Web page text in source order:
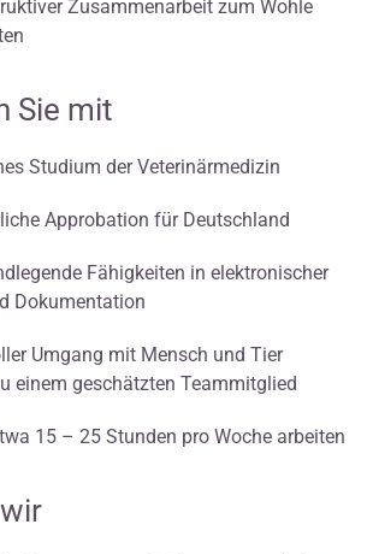
Zusammenarbeit zum Wohle
Sie mit
Studium der Veterinärmedizin
Approbation für Deutschland
Fähigkeiten in elektronischer
Dokumentation
Umgang mit Mensch und Tier
einem geschätzten Teammitglied
15 – 25 Stunden pro Woche arbeiten